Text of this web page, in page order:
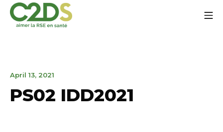
content
April 13, 2021
2021
PS02 IDD2021